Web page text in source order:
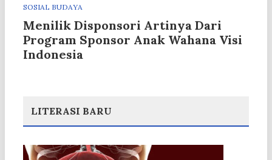
SOSIAL BUDAYA
Menilik Disponsori Artinya Dari
Program Sponsor Anak Wahana Visi
Indonesia
LITERASI BARU